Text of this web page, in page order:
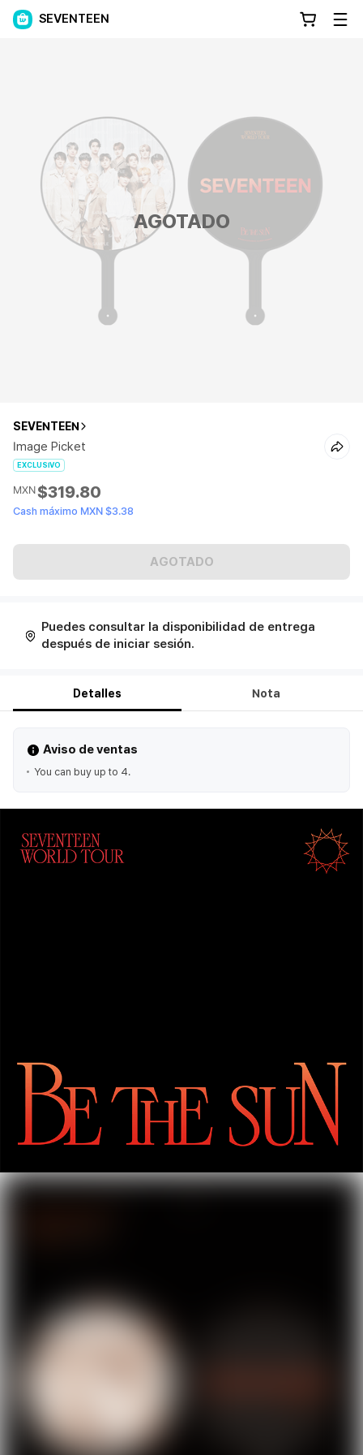
SEVENTEEN
AGOTADO
SEVENTEEN
Image Picket
EXCLUSIVO
MXN$319.80
Cash máximo MXN $3.38
AGOTADO
Puedes consultar la disponibilidad de entrega
después de iniciar sesión.
Detalles Nota
Aviso de ventas
You can buy up to 4.